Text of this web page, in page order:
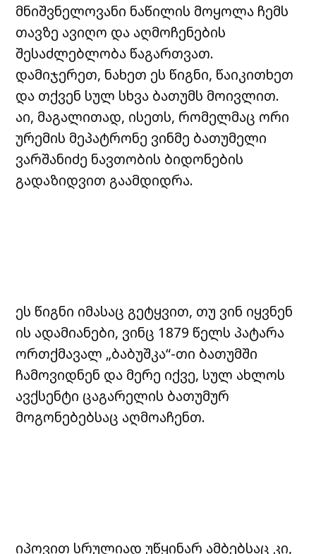
მნიშვნელოვანი ნაწილის მოყოლა ჩემს
თავზე ავიღო და აღმოჩენების
შესაძლებლობა წაგართვათ.
დამიჯერეთ, ნახეთ ეს წიგნი, წაიკითხეთ
და თქვენ სულ სხვა ბათუმს მოივლით.
აი, მაგალითად, ისეთს, რომელმაც ორი
ურემის მეპატრონე ვინმე ბათუმელი
ვარშანიძე ნავთობის ბიდონების
გადაზიდვით გაამდიდრა.
ეს წიგნი იმასაც გეტყვით, თუ ვინ იყვნენ
ის ადამიანები, ვინც 1879 წელს პატარა
ორთქმავალ „ბაბუშკა“-თი ბათუმში
ჩამოვიდნენ და მერე იქვე, სულ ახლოს
ავქსენტი ცაგარელის ბათუმურ
მოგონებებსაც აღმოაჩენთ.
იპოვით სრულიად უწყინარ ამბებსაც კი,